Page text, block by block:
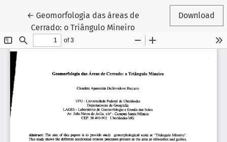
← Return to Article Details
Geomorfologia das áreas de
Cerrado: o Triângulo Mineiro
Download